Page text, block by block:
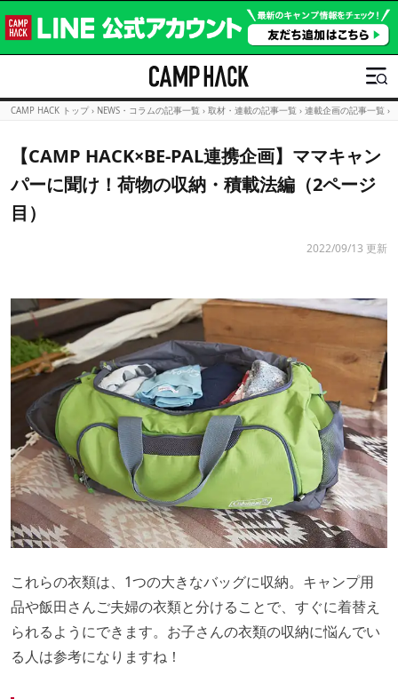
CAMP HACK トップ › NEWS・コラムの記事一覧 › 取材・連載の記事一覧 › 連載企画の記事一覧 ›
【CAMP HACK×BE-PAL連携企画】ママキャン
パーに聞け！荷物の収納・積載法編（2ページ
目）
2022/09/13 更新
これらの衣類は、1つの大きなバッグに収納。キャンプ用
品や飯田さんご夫婦の衣類と分けることで、すぐに着替え
られるようにできます。お子さんの衣類の収納に悩んでい
る人は参考になりますね！